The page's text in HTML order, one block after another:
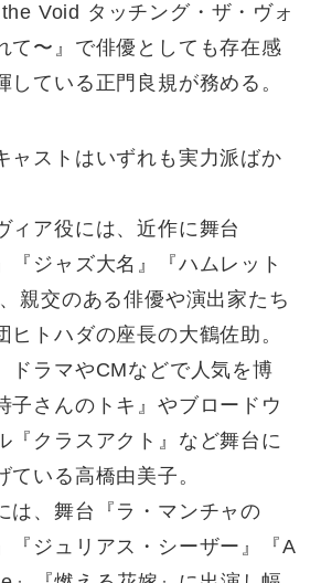
Void タッチング・ザ・ヴォ
て〜』で俳優としても存在感
している正門良規が務める。
ャストはいずれも実力派ばか
ィア役には、近作に舞台
『ジャズ大名』『ハムレット
親交のある俳優や演出家たち
ヒトハダの座長の大鶴佐助。
ドラマやCMなどで人気を博
子さんのトキ』やブロードウ
『クラスアクト』など舞台に
ている高橋由美子。
は、舞台『ラ・マンチャの
『ジュリアス・シーザー』『A